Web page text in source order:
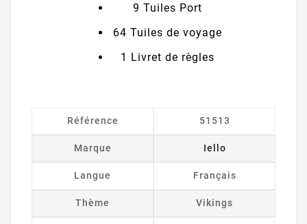
9 Tuiles Port
64 Tuiles de voyage
1 Livret de règles
Référence 51513
Marque Iello
Langue Français
Thème Vikings